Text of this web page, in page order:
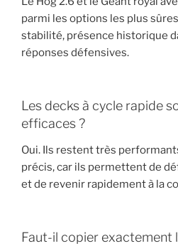
parmi les options les plus
stabilité, présence historique
réponses défensives.
Les decks à cycle rapide
efficaces ?
Oui. Ils restent très
précis, car ils permettent de
et de revenir rapidement à la
Faut-il copier exactement